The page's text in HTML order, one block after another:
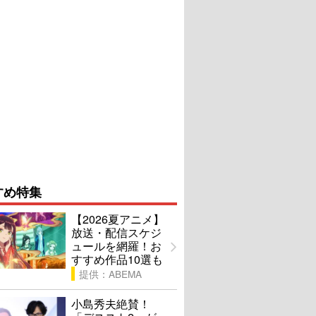
特集
【2026夏アニメ】
放送・配信スケジ
ュールを網羅！お
すすめ作品10選も
提供：ABEMA
小島秀夫絶賛！